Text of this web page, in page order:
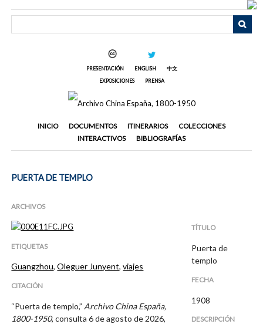
PRESENTACIÓN ENGLISH
中文
EXPOSICIONES
PRENSA
INICIO DOCUMENTOS ITINERARIOS
COLECCIONES
INTERACTIVOS
BIBLIOGRAFÍAS
PUERTA DE TEMPLO
ARCHIVOS
ETIQUETAS
Guangzhou,Oleguer Junyent,viajes
CITACIÓN
“Puerta de templo,” Archivo China España,
1800-1950, consulta 6 de agosto de 2026,
TÍTULO
Puerta de
templo
FECHA
1908
DESCRIPCIÓN